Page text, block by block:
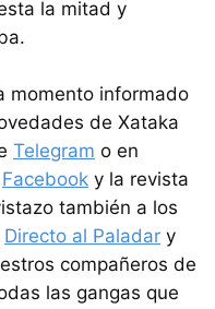
la mitad y
momento informado
de Xataka
Telegram o en
Facebook y la revista
también a los
Directo al Paladar y
compañeros de
las gangas que